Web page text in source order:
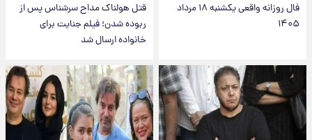
فال روزانه واقعی یکشنبه ۱۸ مرداد
۱۴۰۵
قتل هولناک مداح سرشناس پس از
ربوده شدن؛ فیلم جنایت برای
خانواده ارسال شد